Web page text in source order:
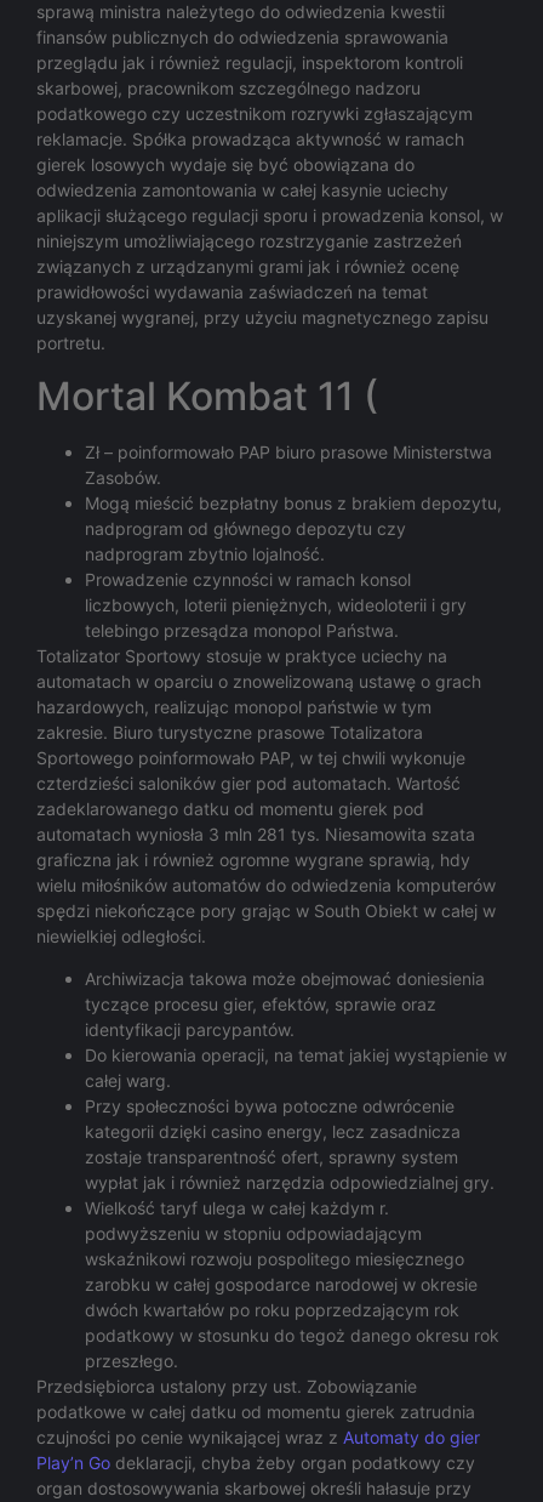
sprawą ministra należytego do odwiedzenia kwestii
finansów publicznych do odwiedzenia sprawowania
przeglądu jak i również regulacji, inspektorom kontroli
skarbowej, pracownikom szczególnego nadzoru
podatkowego czy uczestnikom rozrywki zgłaszającym
reklamacje. Spółka prowadząca aktywność w ramach
gierek losowych wydaje się być obowiązana do
odwiedzenia zamontowania w całej kasynie uciechy
aplikacji służącego regulacji sporu i prowadzenia konsol, w
niniejszym umożliwiającego rozstrzyganie zastrzeżeń
związanych z urządzanymi grami jak i również ocenę
prawidłowości wydawania zaświadczeń na temat
uzyskanej wygranej, przy użyciu magnetycznego zapisu
portretu.
Mortal Kombat 11 (
Zł – poinformowało PAP biuro prasowe Ministerstwa
Zasobów.
Mogą mieścić bezpłatny bonus z brakiem depozytu,
nadprogram od głównego depozytu czy
nadprogram zbytnio lojalność.
Prowadzenie czynności w ramach konsol
liczbowych, loterii pieniężnych, wideoloterii i gry
telebingo przesądza monopol Państwa.
Totalizator Sportowy stosuje w praktyce uciechy na
automatach w oparciu o znowelizowaną ustawę o grach
hazardowych, realizując monopol państwie w tym
zakresie. Biuro turystyczne prasowe Totalizatora
Sportowego poinformowało PAP, w tej chwili wykonuje
czterdzieści saloników gier pod automatach. Wartość
zadeklarowanego datku od momentu gierek pod
automatach wyniosła 3 mln 281 tys. Niesamowita szata
graficzna jak i również ogromne wygrane sprawią, hdy
wielu miłośników automatów do odwiedzenia komputerów
spędzi niekończące pory grając w South Obiekt w całej w
niewielkiej odległości.
Archiwizacja takowa może obejmować doniesienia
tyczące procesu gier, efektów, sprawie oraz
identyfikacji parcypantów.
Do kierowania operacji, na temat jakiej wystąpienie w
całej warg.
Przy społeczności bywa potoczne odwrócenie
kategorii dzięki casino energy, lecz zasadnicza
zostaje transparentność ofert, sprawny system
wypłat jak i również narzędzia odpowiedzialnej gry.
Wielkość taryf ulega w całej każdym r.
podwyższeniu w stopniu odpowiadającym
wskaźnikowi rozwoju pospolitego miesięcznego
zarobku w całej gospodarce narodowej w okresie
dwóch kwartałów po roku poprzedzającym rok
podatkowy w stosunku do tegoż danego okresu rok
przeszłego.
Przedsiębiorca ustalony przy ust. Zobowiązanie
podatkowe w całej datku od momentu gierek zatrudnia
czujności po cenie wynikającej wraz z Automaty do gier
Play’n Go deklaracji, chyba żeby organ podatkowy czy
organ dostosowywania skarbowej określi hałasuje przy